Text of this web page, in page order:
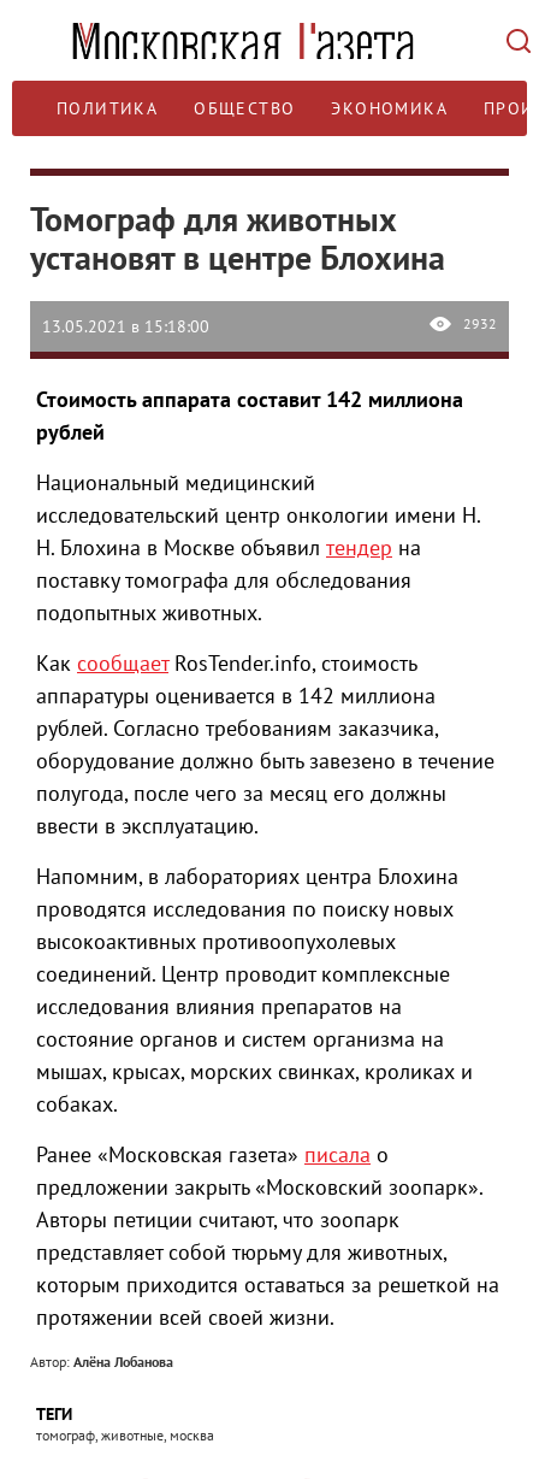
ПОЛИТИКА ОБЩЕСТВО ЭКОНОМИКА
Томограф для животных
установят в центре Блохина
13.05.2021 в 15:18:00 2932
Стоимость аппарата составит 142 миллиона
рублей
Национальный медицинский
исследовательский центр онкологии имени Н.
Н. Блохина в Москве объявил тендер на
поставку томографа для обследования
подопытных животных.
Как сообщаетRosTender.info, стоимость
аппаратуры оценивается в 142 миллиона
рублей. Согласно требованиям заказчика,
оборудование должно быть завезено в течение
полугода, после чего за месяц его должны
ввести в эксплуатацию.
Напомним, в лабораториях центра Блохина
проводятся исследования по поиску новых
высокоактивных противоопухолевых
соединений. Центр проводит комплексные
исследования влияния препаратов на
состояние органов и систем организма на
мышах, крысах, морских свинках, кроликах и
собаках.
Ранее «Московская газета» писала о
предложении закрыть «Московский зоопарк».
Авторы петиции считают, что зоопарк
представляет собой тюрьму для животных,
которым приходится оставаться за решеткой на
протяжении всей своей жизни.
Автор: Алёна Лобанова
ТЕГИ
томограф, животные, москва